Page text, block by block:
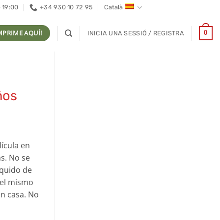
19:00 +34 930 10 72 95 Català
AQUÍ! INICIA UNA SESSIÓ / REGISTRA 0
en
No se
de
mismo
casa. No